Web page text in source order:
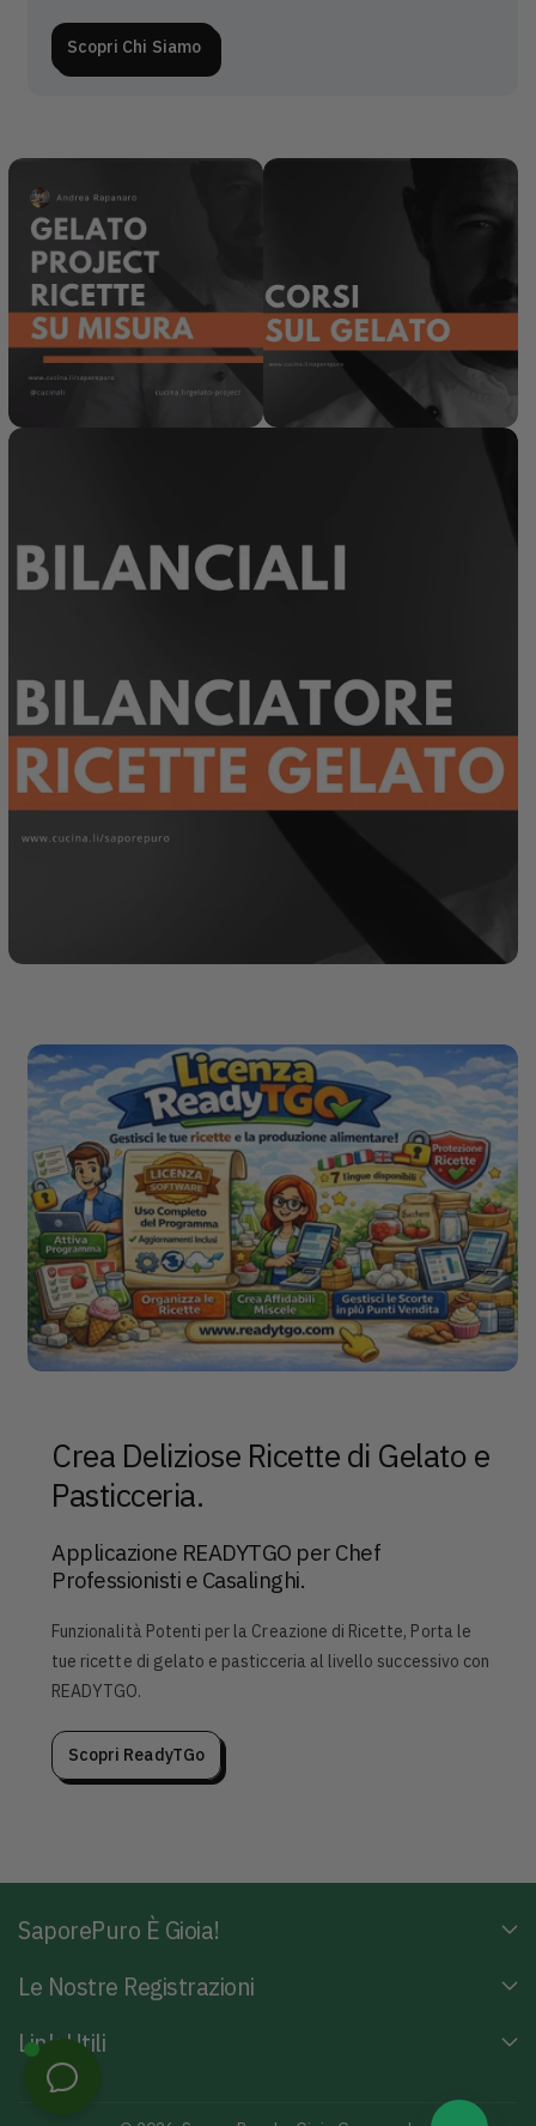
Scopri Chi Siamo
Crea Deliziose Ricette di Gelato e
Pasticceria.
Applicazione READYTGO per Chef
Professionisti e Casalinghi.
Funzionalità Potenti per la Creazione di Ricette, Porta le
tue ricette di gelato e pasticceria al livello successivo con
READYTGO.
Scopri ReadyTGo
SaporePuro È Gioia!
Le Nostre Registrazioni
Link Utili